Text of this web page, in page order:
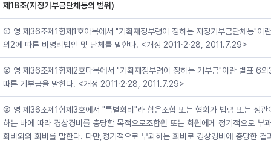
제18조(지정기부금단체등의 범위)
① 영 제36조제1항제1호아목에서 "기획재정부령이 정하는 지정기부금단체등"이
의2에 따른 비영리법인 및 단체를 말한다. <개정 2011·2·28, 2011.7.29>
② 영 제36조제1항제2호다목에서 "기획재정부령이 정하는 기부금"이란 별표 6의
따른 기부금을 말한다. <개정 2011·2·28, 2011.7.29>
③ 영 제36조제1항제3호에서 "특별회비"라 함은조합 또는 협회가 법령 또는 정관
하는 바에 따라 경상경비를 충당할 목적으로조합원 또는 회원에게 정기적으로 부
회비외의 회비를 말한다. 다만,정기적으로 부과하는 회비로 경상경비에 충당한 결